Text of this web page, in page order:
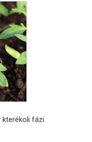
kterékoli fázi